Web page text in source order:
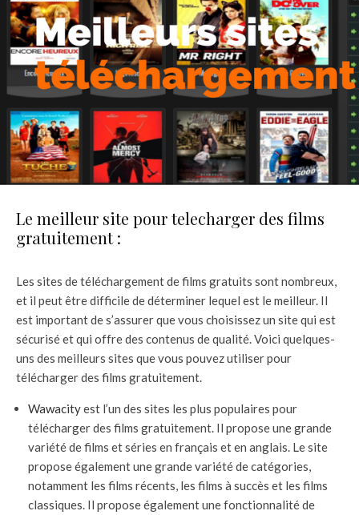
Le meilleur site pour telecharger des films
gratuitement :
Les sites de téléchargement de films gratuits sont nombreux,
et il peut être difficile de déterminer lequel est le meilleur. Il
est important de s’assurer que vous choisissez un site qui est
sécurisé et qui offre des contenus de qualité. Voici quelques-
uns des meilleurs sites que vous pouvez utiliser pour
télécharger des films gratuitement.
Wawacityest l’un des sites les plus populaires pour
télécharger des films gratuitement. Il propose une grande
variété de films et séries en français et en anglais. Le site
propose également une grande variété de catégories,
notamment les films récents, les films à succès et les films
classiques. Il propose également une fonctionnalité de